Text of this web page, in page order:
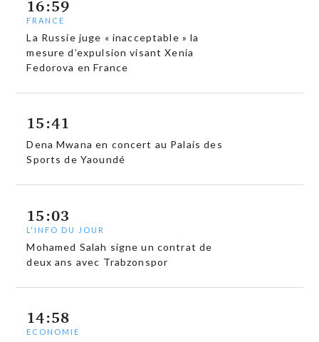
16:59
FRANCE
La Russie juge « inacceptable » la
mesure d’expulsion visant Xenia
Fedorova en France
15:41
Dena Mwana en concert au Palais des
Sports de Yaoundé
15:03
L'INFO DU JOUR
Mohamed Salah signe un contrat de
deux ans avec Trabzonspor
14:58
ECONOMIE